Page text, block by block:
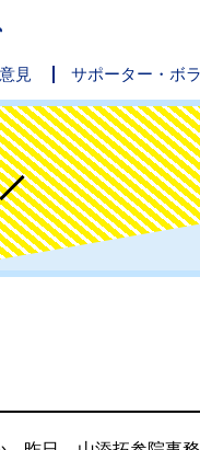
見 サポーター・ボ